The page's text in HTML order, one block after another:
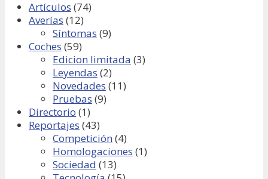
Artículos (74)
Averías (12)
Síntomas (9)
Coches (59)
Edicion limitada (3)
Leyendas (2)
Novedades (11)
Pruebas (9)
Directorio (1)
Reportajes (43)
Competición (4)
Homologaciones (1)
Sociedad (13)